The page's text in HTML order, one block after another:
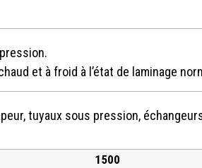
et à froid à l’état de laminage
tuyaux sous pression,
1500